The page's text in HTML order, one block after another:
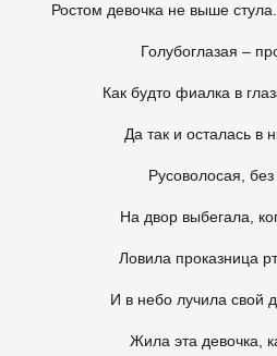
Ростом девочка не выше стула.
Голубоглазая –
Как будто фиалка в
Да так и осталась в
Русоволосая, без
На двор выбегала,
Ловила проказница
И в небо лучила свой
Жила эта девочка,